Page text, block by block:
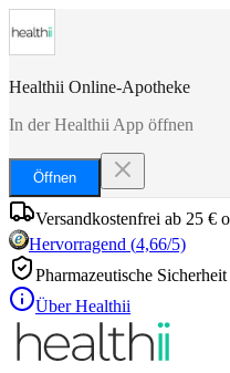
Healthii Online-Apotheke
In der Healthii App öffnen
Öffnen
Versandkostenfrei ab 25 €
Hervorragend (4,66/5)
Pharmazeutische
Über Healthii